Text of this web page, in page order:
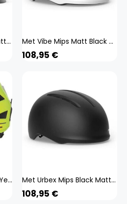
Met Urbex Mips Black Matt Matt schwarzer E-Bike-Helm Met Vibe Mips Matt Black Matt schwarzer E-Bike-Helm
108,95 €
Abus Pedelec 2.0 Signal Yellow Mips E-Bike Helm Met Urbex Mips Black Matt Matt schwarzer E-Bike-Helm
108,95 €